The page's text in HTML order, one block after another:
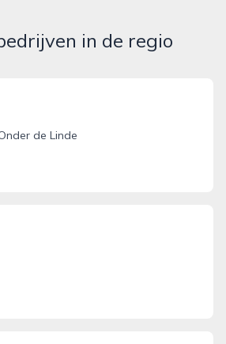
in de regio
de Linde